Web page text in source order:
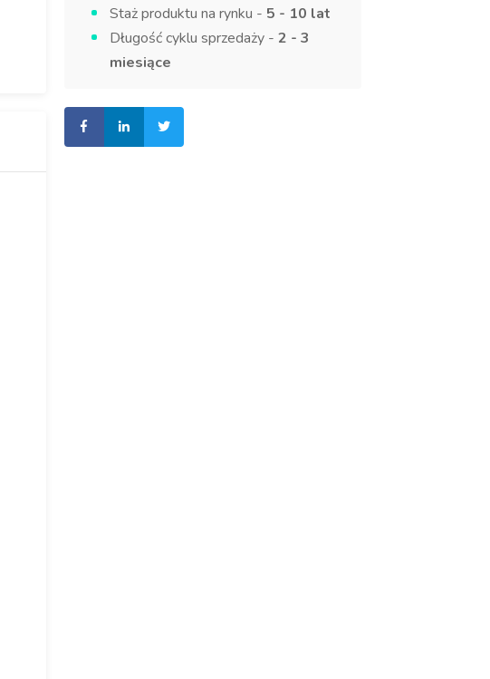
Staż produktu na rynku - 5 - 10 lat
Długość cyklu sprzedaży - 2 - 3
miesiące